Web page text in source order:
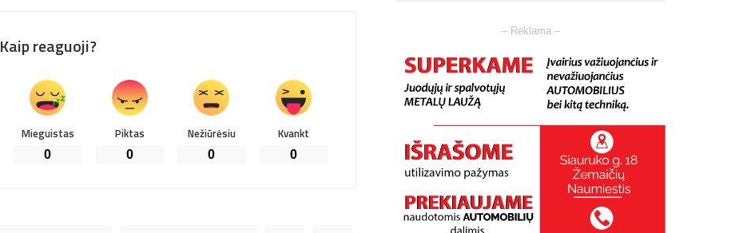
Kaip reaguoji?
Mieguistas
0
Piktas
0
Nežiūrėsiu
0
Kvankt
0
– Reklama –